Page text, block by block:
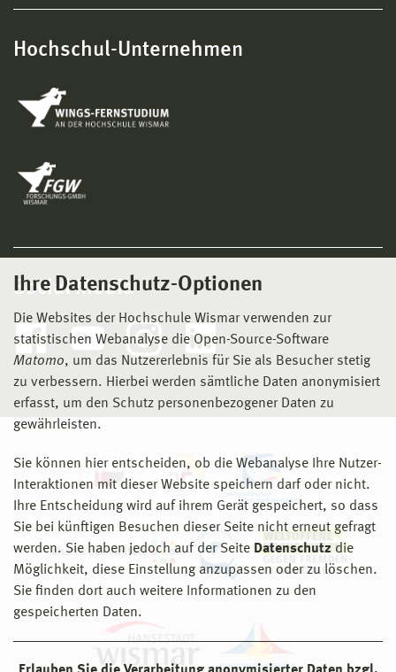
Ihre Datenschutz-Optionen
Die Websites der Hochschule Wismar verwenden zur
statistischen Webanalyse die Open-Source-Software
Matomo, um das Nutzererlebnis für Sie als Besucher stetig
zu verbessern. Hierbei werden sämtliche Daten anonymisiert
erfasst, um den Schutz personenbezogener Daten zu
gewährleisten.
Sie können hier entscheiden, ob die Webanalyse Ihre Nutzer-
Interaktionen mit dieser Website speichern darf oder nicht.
Ihre Entscheidung wird auf ihrem Gerät gespeichert, so dass
Sie bei künftigen Besuchen dieser Seite nicht erneut gefragt
werden. Sie haben jedoch auf der Seite Datenschutz die
Möglichkeit, diese Einstellung anzupassen oder zu löschen.
Sie finden dort auch weitere Informationen zu den
gespeicherten Daten.
Hochschul-Unternehmen
Social Media